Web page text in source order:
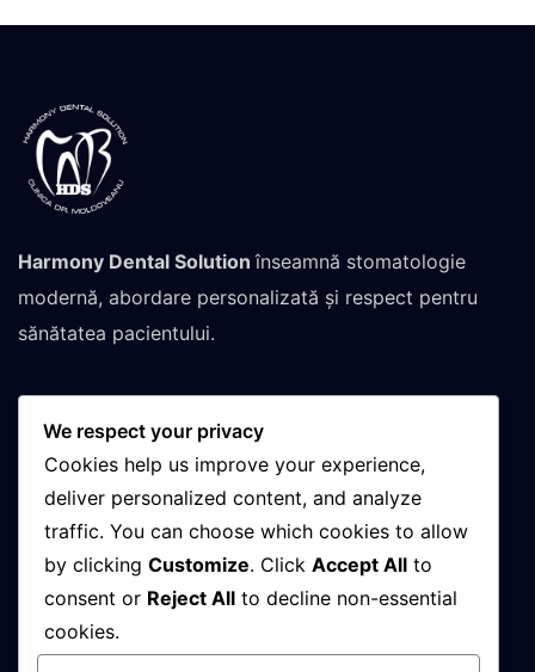
Harmony Dental Solutionînseamnă stomatologie
modernă, abordare personalizată și respect pentru
sănătatea pacientului.
Contactează-ne pentru
programare
+(40)748-032-152
08 : 00 AM - 21 : 00 PM
We respect your privacy
Cookies help us improve your experience,
deliver personalized content, and analyze
traffic. You can choose which cookies to allow
by clicking Customize. Click Accept All to
consent or Reject All to decline non-essential
cookies.